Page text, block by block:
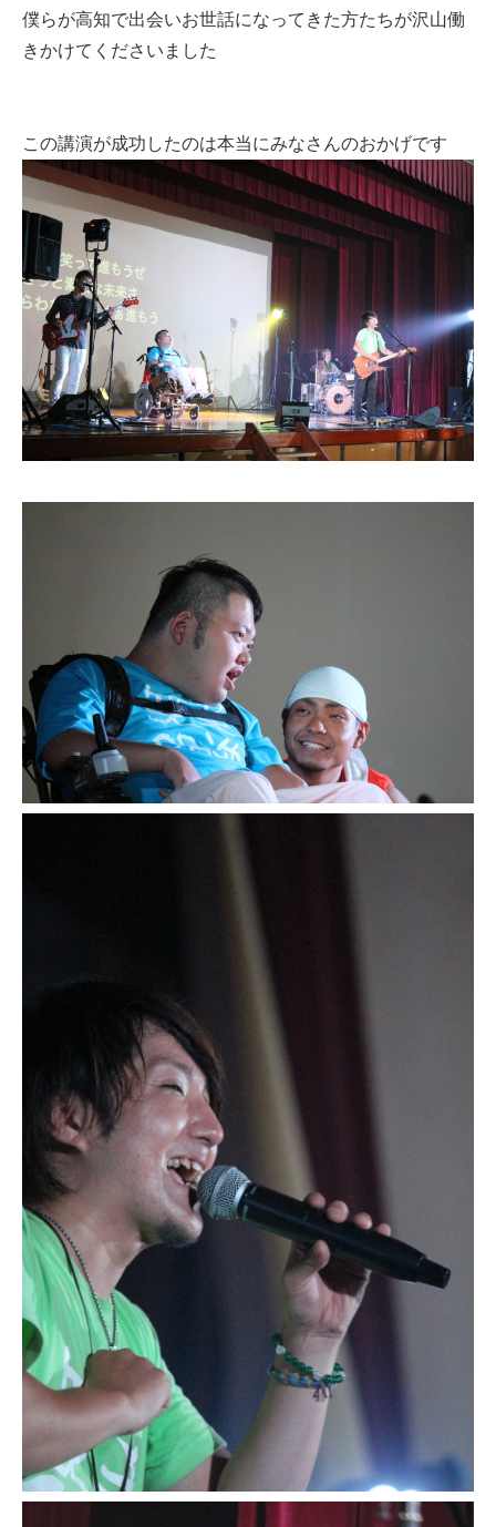
僕らが高知で出会いお世話になってきた方たちが沢山働
きかけてくださいました
この講演が成功したのは本当にみなさんのおかげです